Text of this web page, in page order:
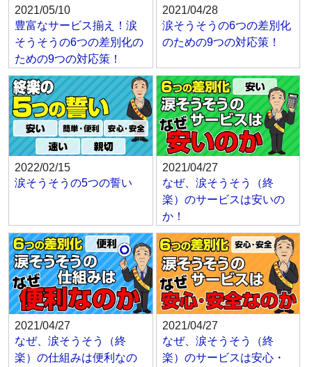
2021/05/10
豊富なサービス揃え！涙
そうそうの6つの差別化の
ための9つの対応策！
2021/04/28
涙そうそうの6つの差別化
のための9つの対応策！
2022/02/15
涙そうそうの5つの誓い
2021/04/27
なぜ、涙そうそう（終
楽）のサービスは安いの
か！
2021/04/27
なぜ、涙そうそう（終
楽）の仕組みは便利なの
2021/04/27
なぜ、涙そうそう（終
楽）のサービスは安心・